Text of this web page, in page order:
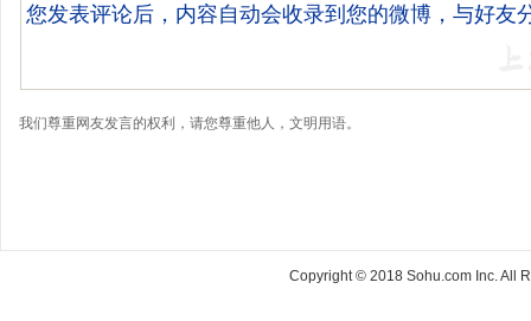
我们尊重网友发言的权利，请您尊重他人，文明用语。
Copyright © 2018 Sohu.com Inc. All